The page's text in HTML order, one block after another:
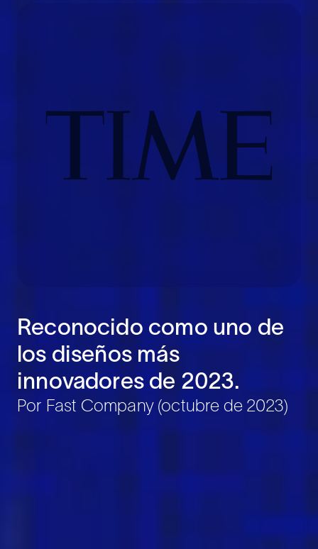
Reconocido como uno de
los diseños más
innovadores de 2023.
Por Fast Company (octubre de 2023)